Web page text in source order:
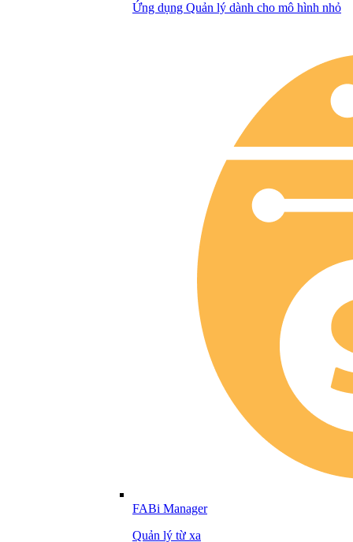
Ứng dụng Quản lý dành cho mô hình nhỏ
FABi Manager
Quản lý từ xa